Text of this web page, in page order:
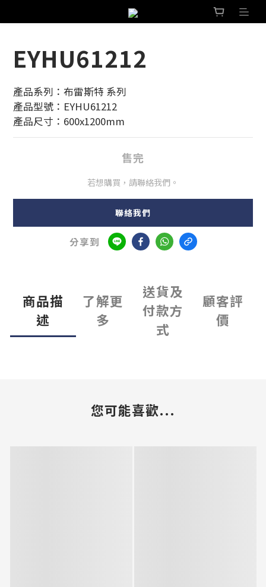
EYHU61212
產品系列：布雷斯特 系列
產品型號：EYHU61212
產品尺寸：600x1200mm
售完
若想購買，請聯絡我們。
聯絡我們
分享到
商品描
述
了解更
多
送貨及
付款方
式
顧客評
價
您可能喜歡...